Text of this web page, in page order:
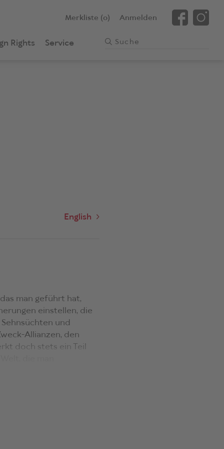
Merkliste (0) Anmelden
Rights Service
English
man geführt hat,
einstellen, die
und
Allianzen, den
doch stets ein Teil
steht am Anfang